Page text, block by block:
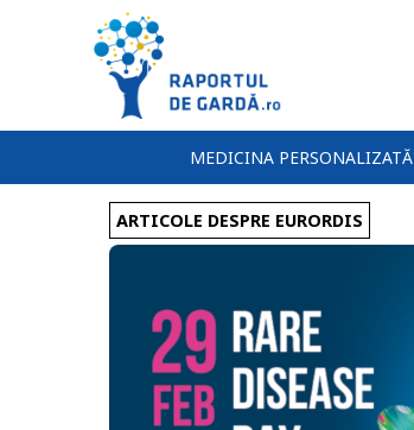
MEDICINA PERSONALIZATĂ
ARTICOLE DESPRE EURORDIS